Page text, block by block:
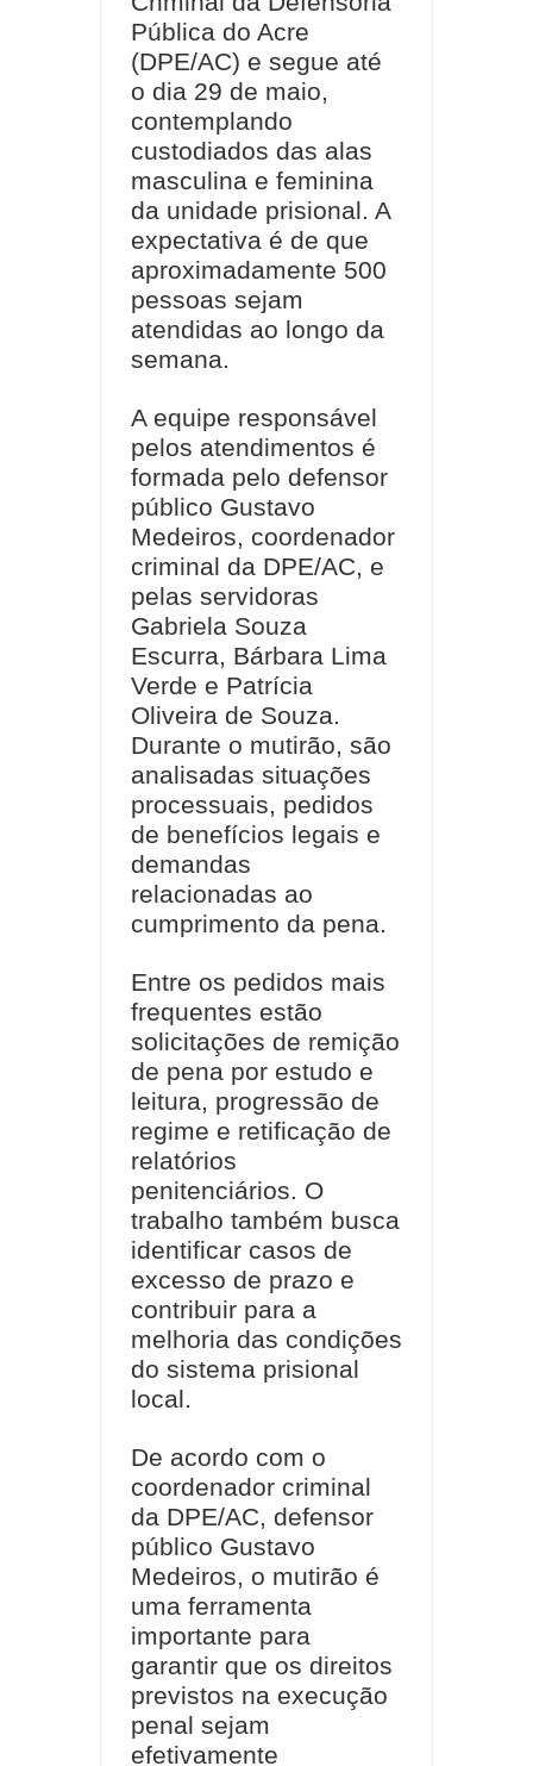
Pública do Acre
(DPE/AC) e segue até
o dia 29 de maio,
contemplando
custodiados das alas
masculina e feminina
da unidade prisional. A
expectativa é de que
aproximadamente 500
pessoas sejam
atendidas ao longo da
semana.
A equipe responsável
pelos atendimentos é
formada pelo defensor
público Gustavo
Medeiros, coordenador
criminal da DPE/AC, e
pelas servidoras
Gabriela Souza
Escurra, Bárbara Lima
Verde e Patrícia
Oliveira de Souza.
Durante o mutirão, são
analisadas situações
processuais, pedidos
de benefícios legais e
demandas
relacionadas ao
cumprimento da pena.
Entre os pedidos mais
frequentes estão
solicitações de remição
de pena por estudo e
leitura, progressão de
regime e retificação de
relatórios
penitenciários. O
trabalho também busca
identificar casos de
excesso de prazo e
contribuir para a
melhoria das condições
do sistema prisional
local.
De acordo com o
coordenador criminal
da DPE/AC, defensor
público Gustavo
Medeiros, o mutirão é
uma ferramenta
importante para
garantir que os direitos
previstos na execução
penal sejam
efetivamente